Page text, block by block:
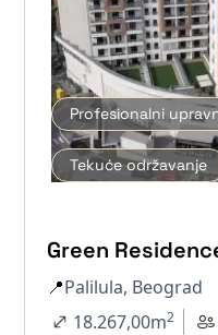
Profesionalni
Tekuće održavanje
Green
📍Palilula, Beograd
18.267,00m2